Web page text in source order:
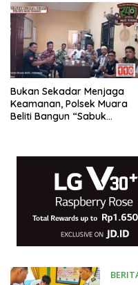
Bukan Sekadar Menjaga
Keamanan, Polsek Muara
Beliti Bangun “Sabuk